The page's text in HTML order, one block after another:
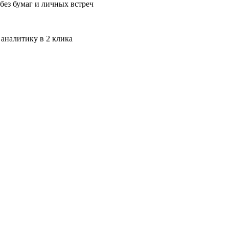
бумаг и личных встреч
в 2 клика